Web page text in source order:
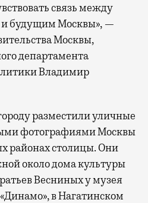
связь между
будущим Москвы», —
Москвы,
департамента
Владимир
разместили уличные
фотографиями Москвы
районах столицы. Они
около дома культуры
Весниных у музея
в Нагатинском